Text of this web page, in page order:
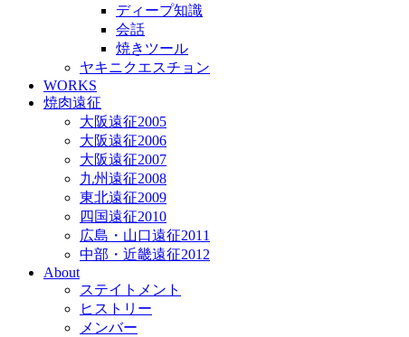
ディープ知識
会話
焼きツール
ヤキニクエスチョン
WORKS
焼肉遠征
大阪遠征2005
大阪遠征2006
大阪遠征2007
九州遠征2008
東北遠征2009
四国遠征2010
広島・山口遠征2011
中部・近畿遠征2012
About
ステイトメント
ヒストリー
メンバー